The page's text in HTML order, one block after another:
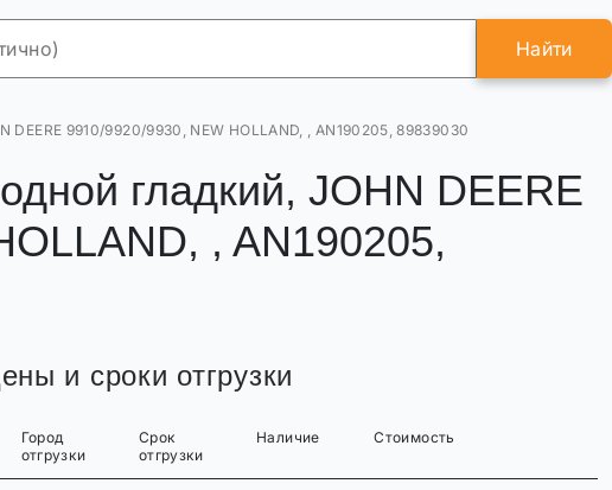
Найти
DEERE 9910/9920/9930, NEW HOLLAND, , AN190205, 89839030
гладкий, JOHN DEERE
, AN190205,
и сроки отгрузки
Город
отгрузки
Срок
отгрузки
Наличие Стоимость